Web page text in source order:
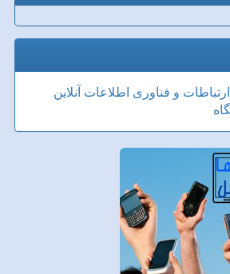
ارتباطات و فناوری اطلاعات آنلاین